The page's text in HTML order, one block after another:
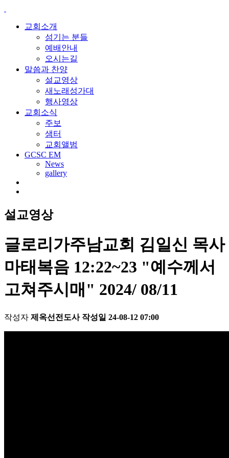
교회소개
섬기는 분들
예배안내
오시는길
말씀과 찬양
설교영상
새노래성가대
행사영상
교회소식
주보
샘터
교회앨범
GCSC EM
News
gallery
설교영상
글로리가주남교회 김일신 목사
마태복음 12:22~23 "예수께서
고쳐주시매" 2024/ 08/11
작성자 제옥선전도사 작성일 24-08-12 07:00